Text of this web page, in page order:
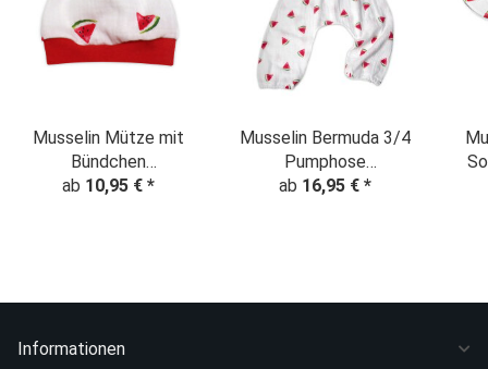
Musselin Mütze mit
Bündchen
"Wassermelone" weiß-
ab 10,95 € *
Musselin Bermuda 3/4
Pumphose
"Wassermelone" weiß
ab 16,95 € *
Informationen